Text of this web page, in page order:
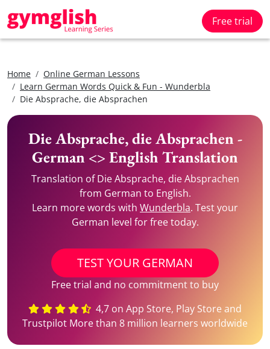
Free trial
Home
Online German Lessons
Learn German Words Quick & Fun - Wunderbla
Die Absprache, die Absprachen
Die Absprache, die Absprachen -
German <> English Translation
Translation of Die Absprache, die Absprachen
from German to English.
Learn more words with Wunderbla. Test your
German level for free today.
TEST YOUR GERMAN
Free trial and no commitment to buy
4,7 on App Store, Play Store and
Trustpilot More than 8 million learners worldwide